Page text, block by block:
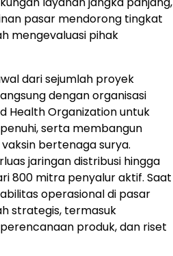
pasar mendorong tingkat
mengevaluasi pihak
dari sejumlah proyek
dengan organisasi
Health Organization untuk
serta membangun
bertenaga surya.
jaringan distribusi hingga
800 mitra penyalur aktif. Saat
operasional di pasar
strategis, termasuk
produk, dan riset